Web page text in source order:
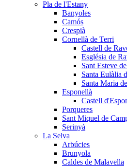
Pla de l'Estany
Banyoles
Camós
Crespià
Cornellà de Terri
Castell de
Església de
Sant Esteve
Santa Eulàlia
Santa Maria
Esponellà
Castell
Porqueres
Sant Miquel de
Serinyà
La Selva
Arbúcies
Brunyola
Caldes de Malavella